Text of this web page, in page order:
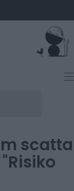
scatta